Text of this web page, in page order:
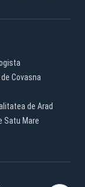
Covasna
de Arad
Satu Mare